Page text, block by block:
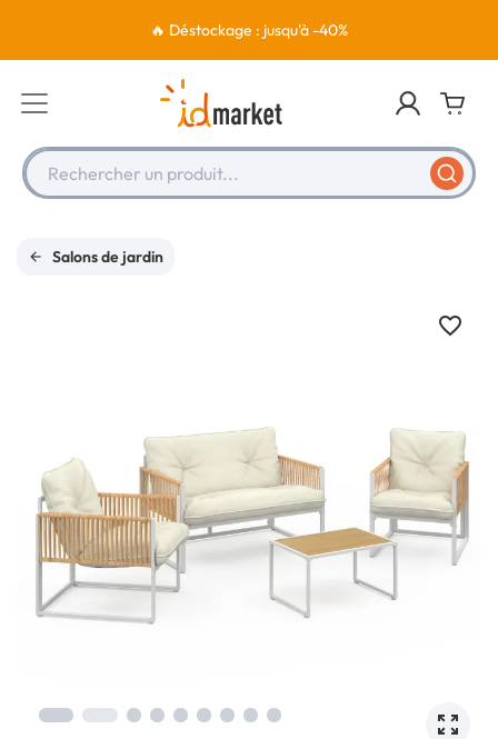
🔥 Déstockage : jusqu'à -40%
Rechercher un produit...
Salons de jardin
favorite_border